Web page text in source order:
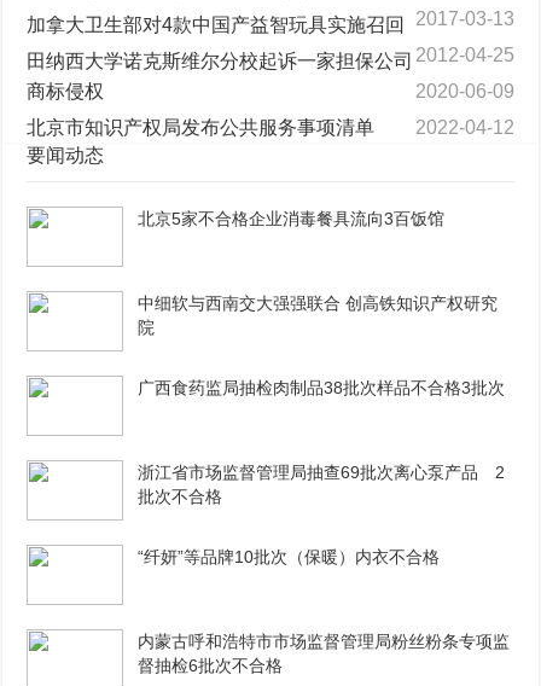
2017-03-13
加拿大卫生部对4款中国产益智玩具实施召回
2012-04-25
田纳西大学诺克斯维尔分校起诉一家担保公司
商标侵权
2020-06-09
北京市知识产权局发布公共服务事项清单
2022-04-12
要闻动态
北京5家不合格企业消毒餐具流向3百饭馆
中细软与西南交大强强联合 创高铁知识产权研究
院
广西食药监局抽检肉制品38批次样品不合格3批次
浙江省市场监督管理局抽查69批次离心泵产品 2
批次不合格
“纤妍”等品牌10批次（保暖）内衣不合格
内蒙古呼和浩特市市场监督管理局粉丝粉条专项监
督抽检6批次不合格